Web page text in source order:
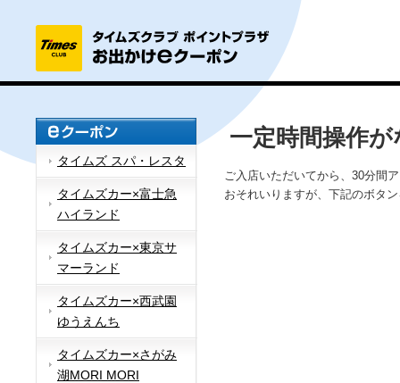
タイムズ スパ・レスタ
タイムズカー×富士急
ハイランド
タイムズカー×東京サ
マーランド
タイムズカー×西武園
ゆうえんち
タイムズカー×さがみ
湖MORI MORI
一定時間操作
ご入店いただいてから、30分間
おそれいりますが、下記のボタ